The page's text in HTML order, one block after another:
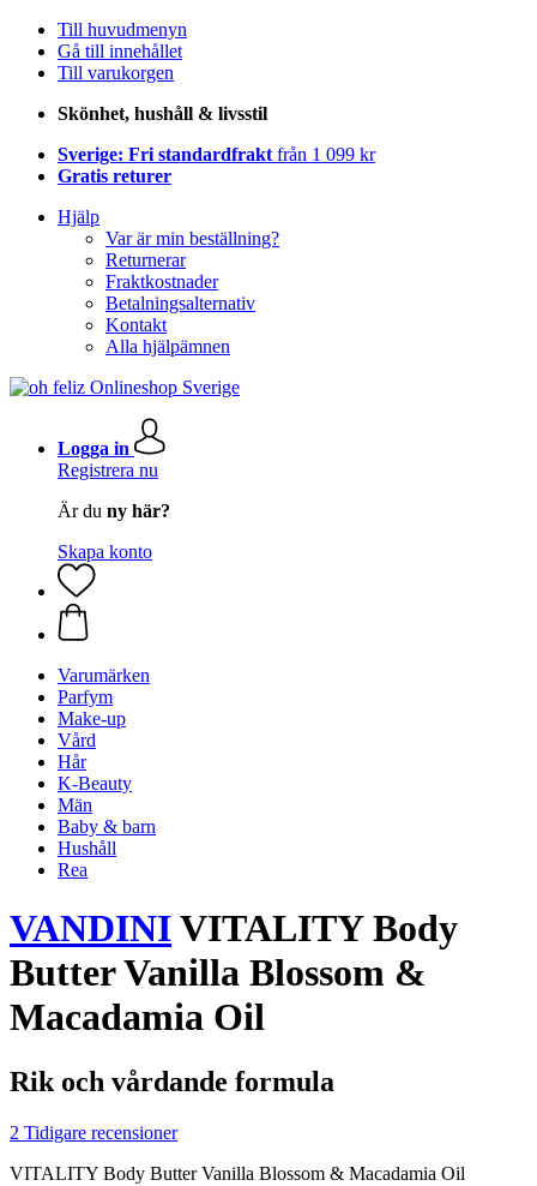
Till huvudmenyn
Gå till innehållet
Till varukorgen
Skönhet, hushåll & livsstil
Sverige: Fri standardfrakt från 1 099 kr
Gratis returer
Hjälp
Var är min beställning?
Returnerar
Fraktkostnader
Betalningsalternativ
Kontakt
Alla hjälpämnen
Logga in
Registrera nu
Är du ny här?
Skapa konto
Varumärken
Parfym
Make-up
Vård
Hår
K-Beauty
Män
Baby & barn
Hushåll
Rea
VANDINIVITALITY Body
Butter Vanilla Blossom &
Macadamia Oil
Rik och vårdande formula
2 Tidigare recensioner
VITALITY Body Butter Vanilla Blossom & Macadamia Oil